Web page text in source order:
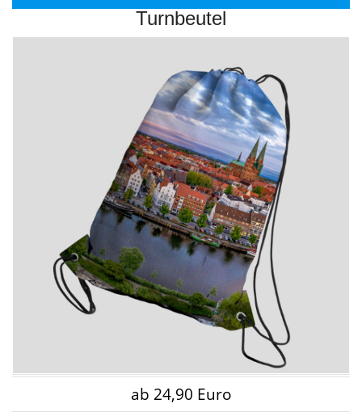
Turnbeutel
ab 24,90 Euro